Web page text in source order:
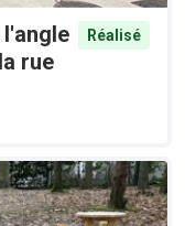
rue
Réalisé